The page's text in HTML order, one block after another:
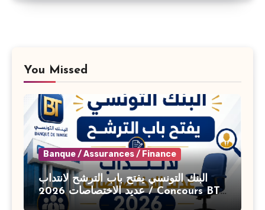
You Missed
Banque / Assurances / Finance
البنك التونسي يفتح باب الترشح لانتداب
عديد الاختصاصات 2026 / Concours BT
Banque de Tunisie 2026